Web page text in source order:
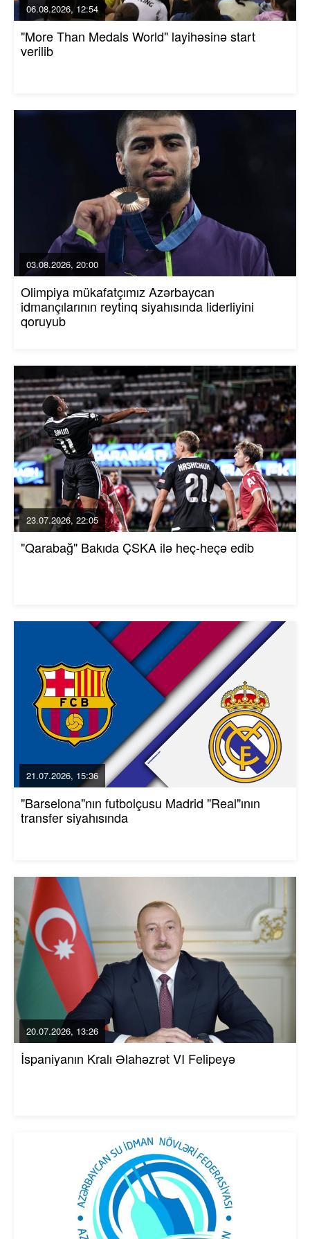
06.08.2026, 12:54
"More Than Medals World" layihəsinə start
verilib
03.08.2026, 20:00
Olimpiya mükafatçımız Azərbaycan
idmançılarının reytinq siyahısında liderliyini
qoruyub
23.07.2026, 22:05
"Qarabağ" Bakıda ÇSKA ilə heç-heçə edib
21.07.2026, 15:36
"Barselona"nın futbolçusu Madrid "Real"ının
transfer siyahısında
20.07.2026, 13:26
İspaniyanın Kralı Əlahəzrət VI Felipeyə